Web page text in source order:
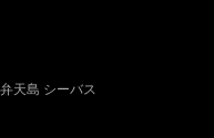
天島 シーバス